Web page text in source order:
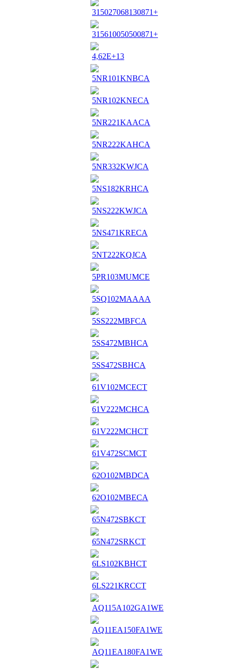
315027068130871+
315610050500871+
4,62E+13
5NR101KNBCA
5NR102KNECA
5NR221KAACA
5NR222KAHCA
5NR332KWJCA
5NS182KRHCA
5NS222KWJCA
5NS471KRECA
5NT222KQJCA
5PR103MUMCE
5SQ102MAAAA
5SS222MBFCA
5SS472MBHCA
5SS472SBHCA
61V102MCECT
61V222MCHCA
61V222MCHCT
61V472SCMCT
62O102MBDCA
62O102MBECA
65N472SBKCT
65N472SRKCT
6LS102KBHCT
6LS221KRCCT
AQ115A102GA1WE
AQ11EA150FA1WE
AQ11EA180FA1WE